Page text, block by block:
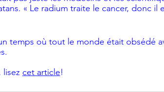
« Le radium traite le cancer, donc il
temps où tout le monde était obsédé
lisez cet article!